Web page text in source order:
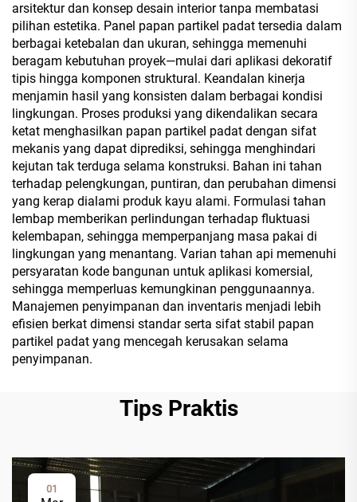
arsitektur dan konsep desain interior tanpa membatasi
pilihan estetika. Panel papan partikel padat tersedia dalam
berbagai ketebalan dan ukuran, sehingga memenuhi
beragam kebutuhan proyek—mulai dari aplikasi dekoratif
tipis hingga komponen struktural. Keandalan kinerja
menjamin hasil yang konsisten dalam berbagai kondisi
lingkungan. Proses produksi yang dikendalikan secara
ketat menghasilkan papan partikel padat dengan sifat
mekanis yang dapat diprediksi, sehingga menghindari
kejutan tak terduga selama konstruksi. Bahan ini tahan
terhadap pelengkungan, puntiran, dan perubahan dimensi
yang kerap dialami produk kayu alami. Formulasi tahan
lembap memberikan perlindungan terhadap fluktuasi
kelembapan, sehingga memperpanjang masa pakai di
lingkungan yang menantang. Varian tahan api memenuhi
persyaratan kode bangunan untuk aplikasi komersial,
sehingga memperluas kemungkinan penggunaannya.
Manajemen penyimpanan dan inventaris menjadi lebih
efisien berkat dimensi standar serta sifat stabil papan
partikel padat yang mencegah kerusakan selama
penyimpanan.
Tips Praktis
01